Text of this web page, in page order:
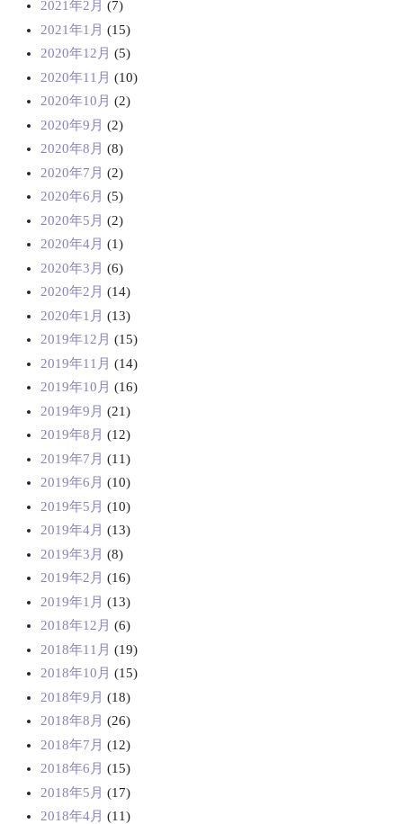
2021年2月 (7)
2021年1月 (15)
2020年12月 (5)
2020年11月 (10)
2020年10月 (2)
2020年9月 (2)
2020年8月 (8)
2020年7月 (2)
2020年6月 (5)
2020年5月 (2)
2020年4月 (1)
2020年3月 (6)
2020年2月 (14)
2020年1月 (13)
2019年12月 (15)
2019年11月 (14)
2019年10月 (16)
2019年9月 (21)
2019年8月 (12)
2019年7月 (11)
2019年6月 (10)
2019年5月 (10)
2019年4月 (13)
2019年3月 (8)
2019年2月 (16)
2019年1月 (13)
2018年12月 (6)
2018年11月 (19)
2018年10月 (15)
2018年9月 (18)
2018年8月 (26)
2018年7月 (12)
2018年6月 (15)
2018年5月 (17)
2018年4月 (11)